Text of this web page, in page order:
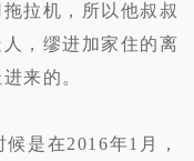
拉机，所以他叔叔
，缪进加家住的离
来的。
是在2016年1月，